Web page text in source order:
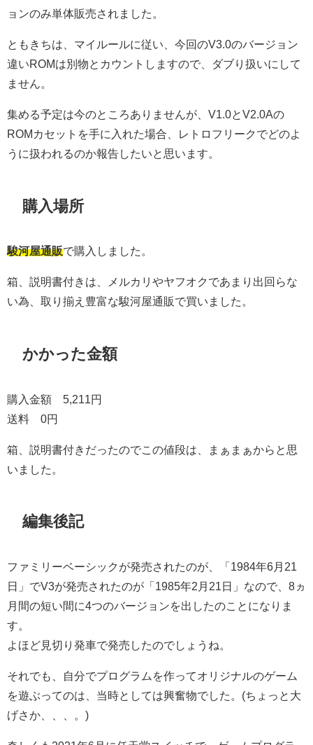
ョンのみ単体販売されました。
ともきちは、マイルールに従い、今回のV3.0のバージョン
違いROMは別物とカウントしますので、ダブり扱いにして
ません。
集める予定は今のところありませんが、V1.0とV2.0Aの
ROMカセットを手に入れた場合、レトロフリークでどのよ
うに扱われるのか報告したいと思います。
購入場所
駿河屋通販で購入しました。
箱、説明書付きは、メルカリやヤフオクであまり出回らな
い為、取り揃え豊富な駿河屋通販で買いました。
かかった金額
購入金額 5,211円
送料 0円
箱、説明書付きだったのでこの値段は、まぁまぁからと思
いました。
編集後記
ファミリーベーシックが発売されたのが、「1984年6月21
日」でV3が発売されたのが「1985年2月21日」なので、8ヵ
月間の短い間に4つのバージョンを出したのことになりま
す。
よほど見切り発車で発売したのでしょうね。
それでも、自分でプログラムを作ってオリジナルのゲーム
を遊ぶってのは、当時としては興奮物でした。(ちょっと大
げさか、、、。)